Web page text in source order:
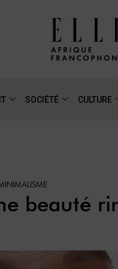
SOCIÉTÉ CULTURE
beauté